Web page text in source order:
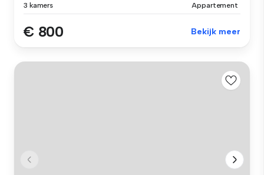
3 kamers Appartement
€ 800 Bekijk meer